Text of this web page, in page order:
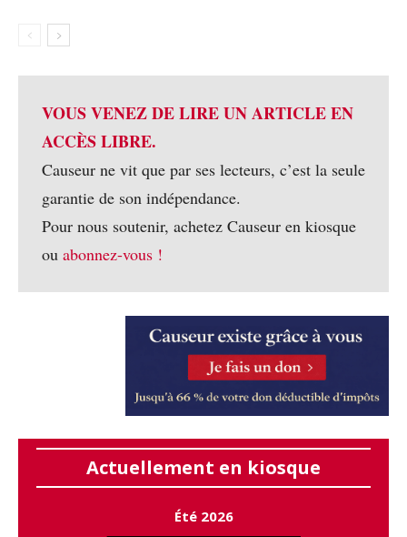
VOUS VENEZ DE LIRE UN ARTICLE EN
ACCÈS LIBRE.
Causeur ne vit que par ses lecteurs, c’est la seule
garantie de son indépendance.
Pour nous soutenir, achetez Causeur en kiosque
ou abonnez-vous !
Actuellement en kiosque
Été 2026